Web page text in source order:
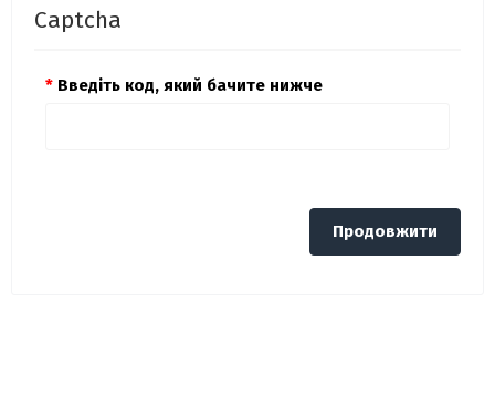
Captcha
Введіть код, який бачите нижче
Продовжити